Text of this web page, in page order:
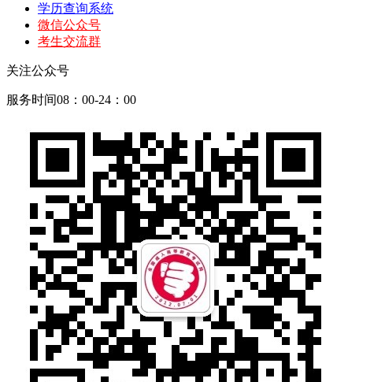
学历查询系统
微信公众号
考生交流群
关注公众号
服务时间08：00-24：00